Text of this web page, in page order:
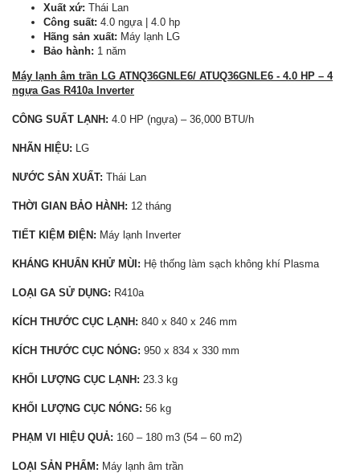
Xuất xứ: Thái Lan
Công suất: 4.0 ngựa | 4.0 hp
Hãng sản xuất: Máy lạnh LG
Bảo hành: 1 năm
Máy lạnh âm trần LG ATNQ36GNLE6/ ATUQ36GNLE6 - 4.0 HP – 4
ngựa Gas R410a Inverter
CÔNG SUẤT LẠNH: 4.0 HP (ngựa) – 36,000 BTU/h
NHÃN HIỆU: LG
NƯỚC SẢN XUẤT: Thái Lan
THỜI GIAN BẢO HÀNH: 12 tháng
TIẾT KIỆM ĐIỆN: Máy lạnh Inverter
KHÁNG KHUẨN KHỬ MÙI: Hệ thống làm sạch không khí Plasma
LOẠI GA SỬ DỤNG: R410a
KÍCH THƯỚC CỤC LẠNH: 840 x 840 x 246 mm
KÍCH THƯỚC CỤC NÓNG: 950 x 834 x 330 mm
KHỐI LƯỢNG CỤC LẠNH: 23.3 kg
KHỐI LƯỢNG CỤC NÓNG: 56 kg
PHẠM VI HIỆU QUẢ: 160 – 180 m3 (54 – 60 m2)
LOẠI SẢN PHẨM: Máy lạnh âm trần